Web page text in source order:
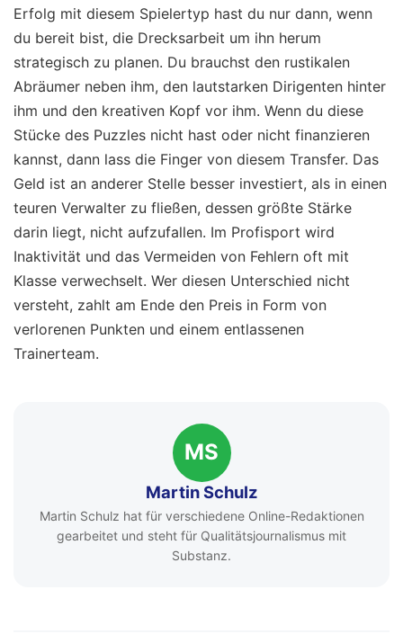
Erfolg mit diesem Spielertyp hast du nur dann, wenn
du bereit bist, die Drecksarbeit um ihn herum
strategisch zu planen. Du brauchst den rustikalen
Abräumer neben ihm, den lautstarken Dirigenten hinter
ihm und den kreativen Kopf vor ihm. Wenn du diese
Stücke des Puzzles nicht hast oder nicht finanzieren
kannst, dann lass die Finger von diesem Transfer. Das
Geld ist an anderer Stelle besser investiert, als in einen
teuren Verwalter zu fließen, dessen größte Stärke
darin liegt, nicht aufzufallen. Im Profisport wird
Inaktivität und das Vermeiden von Fehlern oft mit
Klasse verwechselt. Wer diesen Unterschied nicht
versteht, zahlt am Ende den Preis in Form von
verlorenen Punkten und einem entlassenen
Trainerteam.
MS
Martin Schulz
Martin Schulz hat für verschiedene Online-Redaktionen
gearbeitet und steht für Qualitätsjournalismus mit
Substanz.